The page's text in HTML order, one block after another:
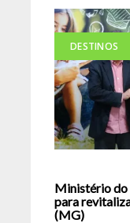
DESTINOS
Ministério do
para
(MG)